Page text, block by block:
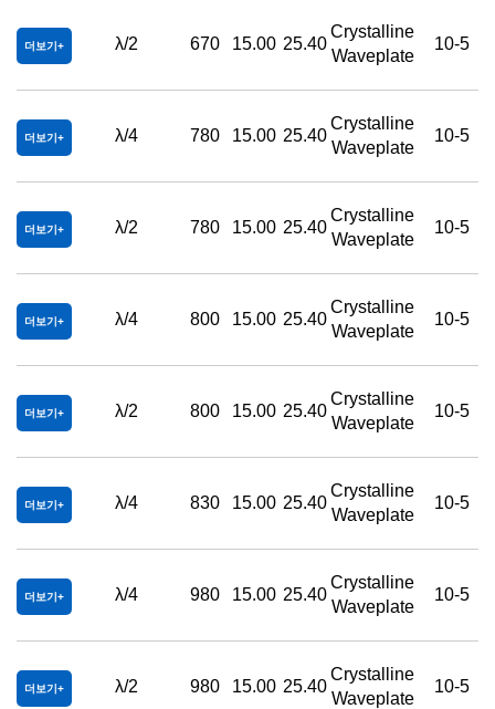
더보기 λ/2 670 15.00 25.40
Crystalline
Waveplate
10-5
더보기 λ/4 780 15.00 25.40
Crystalline
Waveplate
10-5
더보기 λ/2 780 15.00 25.40
Crystalline
Waveplate
10-5
더보기 λ/4 800 15.00 25.40
Crystalline
Waveplate
10-5
더보기 λ/2 800 15.00 25.40
Crystalline
Waveplate
10-5
더보기 λ/4 830 15.00 25.40
Crystalline
Waveplate
10-5
더보기 λ/4 980 15.00 25.40
Crystalline
Waveplate
10-5
더보기 λ/2 980 15.00 25.40
Crystalline
Waveplate
10-5